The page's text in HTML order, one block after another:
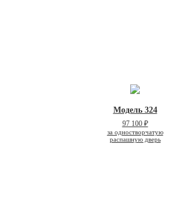
Модель 324
97 100 ₽
за одностворчатую
распашную дверь